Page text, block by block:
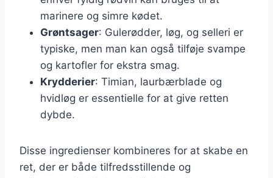
marinere og simre kødet.
Grøntsager: Gulerødder, løg, og selleri er
typiske, men man kan også tilføje svampe
og kartofler for ekstra smag.
Krydderier: Timian, laurbærblade og
hvidløg er essentielle for at give retten
dybde.
Disse ingredienser kombineres for at skabe en
ret, der er både tilfredsstillende og